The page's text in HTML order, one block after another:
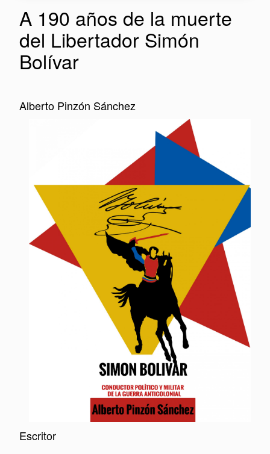
A 190 años de la muerte
del Libertador Simón
Bolívar
Alberto Pinzón Sánchez
Escritor